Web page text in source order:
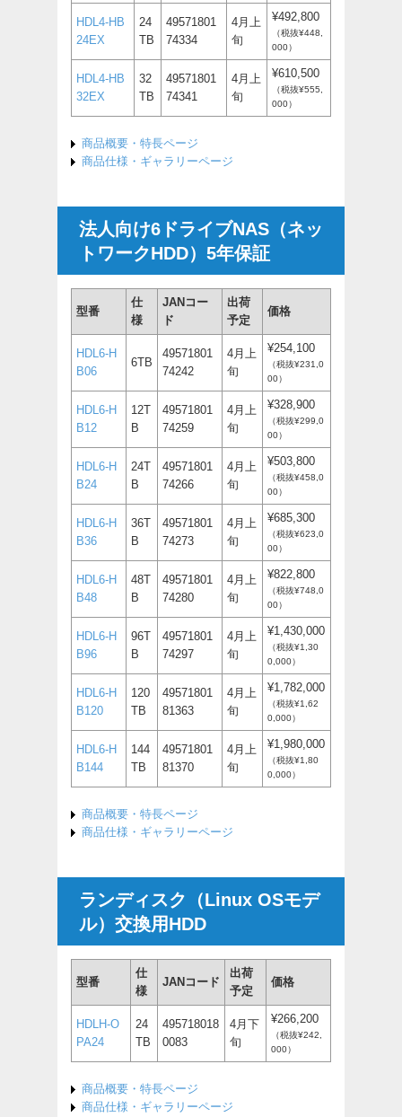
HDL4-HB
24EX
24
TB
49571801
74334
4月上
旬
¥492,800
（税抜¥448,
000）
HDL4-HB
32EX
32
TB
49571801
74341
4月上
旬
¥610,500
（税抜¥555,
000）
商品概要・特長ページ
商品仕様・ギャラリーページ
法人向け6ドライブNAS（ネッ
トワークHDD）5年保証
型番
仕
様
JANコー
ド
出荷
予定
価格
HDL6-H
B06
6TB
49571801
74242
4月上
旬
¥254,100
（税抜¥231,0
00）
HDL6-H
B12
12T
B
49571801
74259
4月上
旬
¥328,900
（税抜¥299,0
00）
HDL6-H
B24
24T
B
49571801
74266
4月上
旬
¥503,800
（税抜¥458,0
00）
HDL6-H
B36
36T
B
49571801
74273
4月上
旬
¥685,300
（税抜¥623,0
00）
HDL6-H
B48
48T
B
49571801
74280
4月上
旬
¥822,800
（税抜¥748,0
00）
HDL6-H
B96
96T
B
49571801
74297
4月上
旬
¥1,430,000
（税抜¥1,30
0,000）
HDL6-H
B120
120
TB
49571801
81363
4月上
旬
¥1,782,000
（税抜¥1,62
0,000）
HDL6-H
B144
144
TB
49571801
81370
4月上
旬
¥1,980,000
（税抜¥1,80
0,000）
商品概要・特長ページ
商品仕様・ギャラリーページ
ランディスク（Linux OSモデ
ル）交換用HDD
型番
仕
様
JANコード
出荷
予定
価格
HDLH-O
PA24
24
TB
495718018
0083
4月下
旬
¥266,200
（税抜¥242,
000）
商品概要・特長ページ
商品仕様・ギャラリーページ